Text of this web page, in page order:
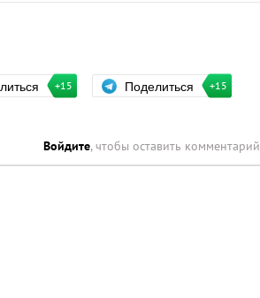
+15 Поделиться +15
Войдите, чтобы оставить комментарий